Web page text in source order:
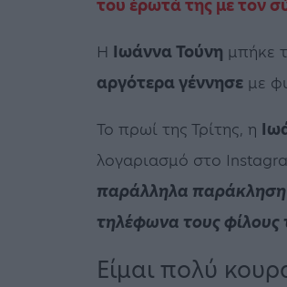
του έρωτά της με τον
Η Ιωάννα Τούνη μπήκε
αργότερα γέννησε με
Το πρωί της Τρίτης, η
λογαριασμό στο
παράλληλα
τηλέφωνα τους φίλους
Eίμαι πολύ